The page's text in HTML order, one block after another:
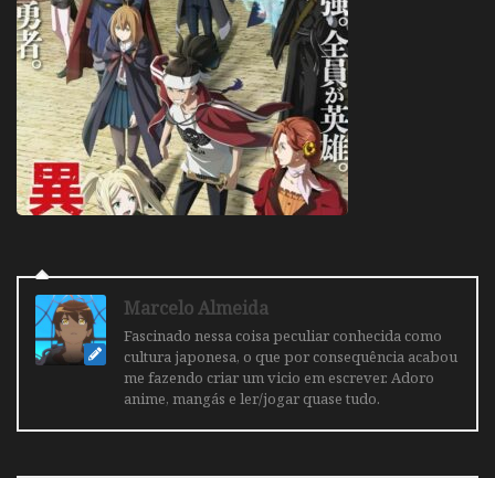
Marcelo Almeida
Fascinado nessa coisa peculiar conhecida como
cultura japonesa, o que por consequência acabou
me fazendo criar um vicio em escrever. Adoro
anime, mangás e ler/jogar quase tudo.